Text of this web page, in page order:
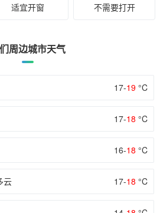
适宜开窗 不需要打开
周边城市天气
17-19 °C
17-18 °C
16-18 °C
云 17-18 °C